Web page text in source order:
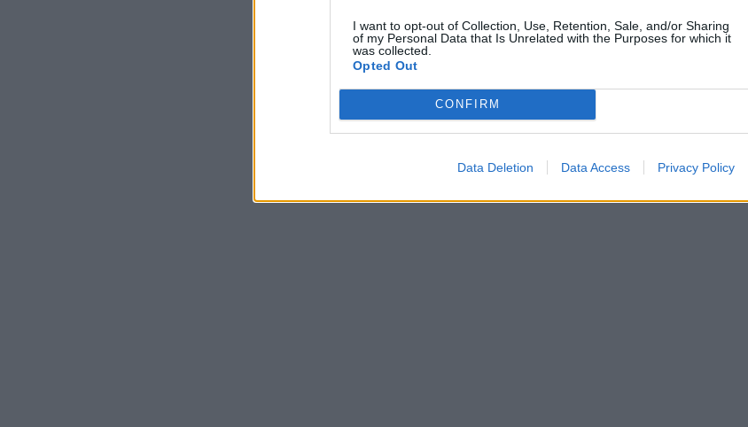
I want to opt-out of Collection, Use, Retention, Sale, and/or Sharing
of my Personal Data that Is Unrelated with the Purposes for which it
was collected.
Opted Out
CONFIRM
Data Deletion Data Access Privacy Policy